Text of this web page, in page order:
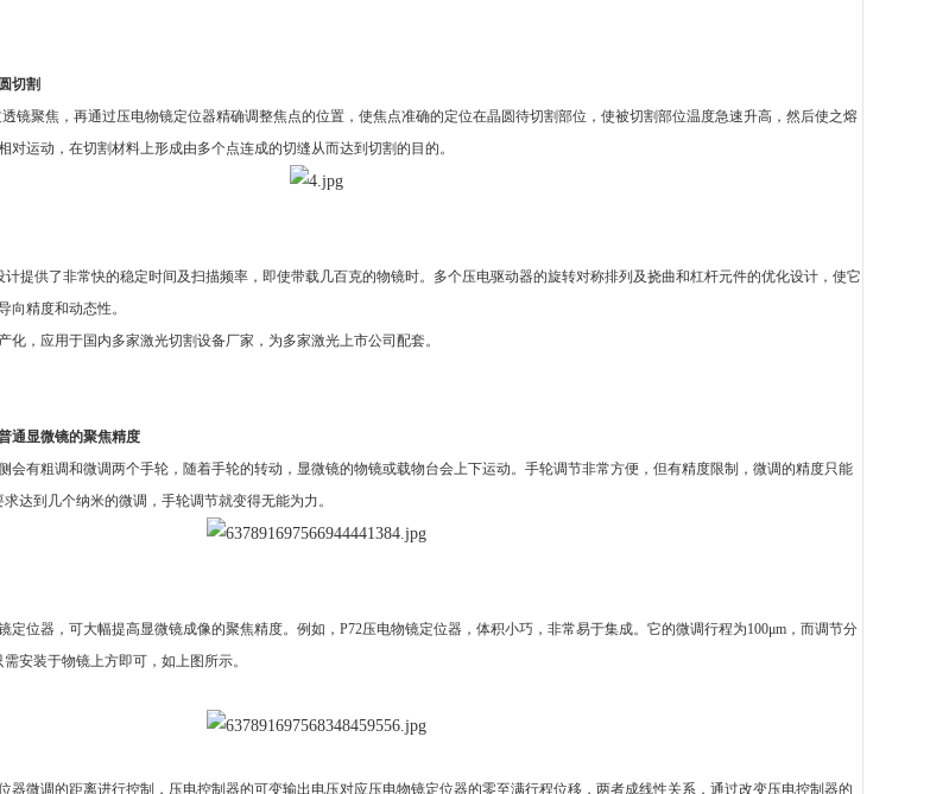
切割
镜聚焦，再通过压电物镜定位器精确调整焦点的位置，使焦点准确的定位在晶圆待切割部位，使被切割部位温度急速升高，然后使之熔
对运动，在切割材料上形成由多个点连成的切缝从而达到切割的目的。
计提供了非常快的稳定时间及扫描频率，即使带载几百克的物镜时。多个压电驱动器的旋转对称排列及挠曲和杠杆元件的优化设计，使它
向精度和动态性。
化，应用于国内多家激光切割设备厂家，为多家激光上市公司配套。
通显微镜的聚焦精度
会有粗调和微调两个手轮，随着手轮的转动，显微镜的物镜或载物台会上下运动。手轮调节非常方便，但有精度限制，微调的精度只能
达到几个纳米的微调，手轮调节就变得无能为力。
定位器，可大幅提高显微镜成像的聚焦精度。例如， P72压电物镜定位器，体积小巧，非常易于集成。它的微调行程为100μm，而调节分
安装于物镜上方即可，如上图所示。
器微调的距离进行控制，压电控制器的可变输出电压对应压电物镜定位器的零至满行程位移，两者成线性关系，通过改变压电控制器的